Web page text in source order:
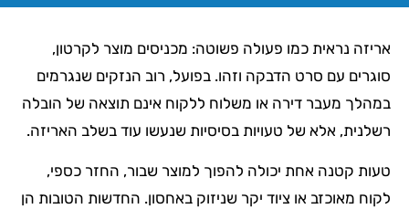
אריזה נראית כמו פעולה פשוטה: מכניסים מוצר לקרטון,
סוגרים עם סרט הדבקה וזהו. בפועל, רוב הנזקים שנגרמים
במהלך מעבר דירה או משלוח ללקוח אינם תוצאה של הובלה
רשלנית, אלא של טעויות בסיסיות שנעשו עוד בשלב האריזה.
טעות קטנה אחת יכולה להפוך למוצר שבור, החזר כספי,
לקוח מאוכזב או ציוד יקר שניזוק באחסון. החדשות הטובות הן